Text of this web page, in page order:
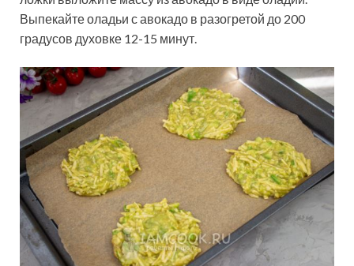
Выпекайте оладьи с авокадо в разогретой до 200
градусов духовке 12-15 минут.